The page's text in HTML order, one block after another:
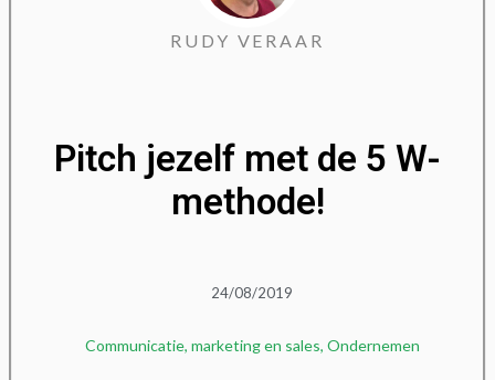
RUDY VERAAR
Pitch jezelf met de 5 W-
methode!
24/08/2019
Communicatie, marketing en sales, Ondernemen